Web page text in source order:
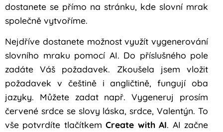
dostanete se přímo na stránku, kde slovní mrak
společně vytvoříme.
Nejdříve dostanete možnost využít vygenerování
slovního mraku pomocí AI. Do příslušného pole
zadáte Váš požadavek. Zkoušela jsem vložit
požadavek v češtině i angličtině, fungují oba
jazyky. Můžete zadat např. Vygeneruj prosím
červené srdce se slovy láska, srdce, Valentýn. To
vše potvrdíte tlačítkemCreate with AI. AI začne